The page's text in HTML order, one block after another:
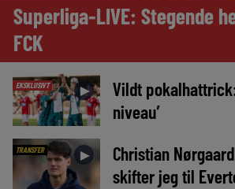
Superliga-LIVE: Stegende
FCK
EKSKLUSIVT ►
Vildt
niveau’
TRANSFER ►
Christian
skifter jeg til